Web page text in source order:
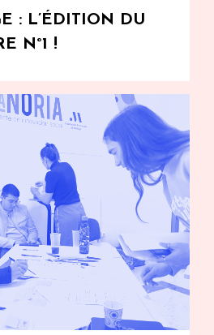
: L’ÉDITION DU
N°1 !